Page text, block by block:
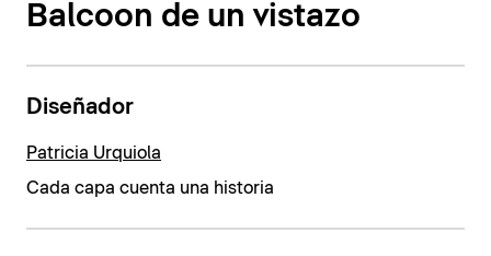
Balcoon de un vistazo
Diseñador
Patricia Urquiola
Cada capa cuenta una historia